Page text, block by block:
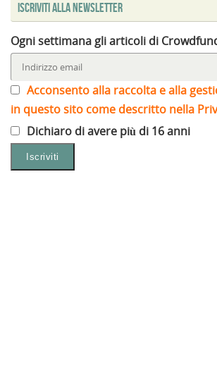
Iscriviti alla Newsletter
Ogni settimana gli articoli di
Acconsento alla raccolta e alla
in questo sito come descritto nella
Dichiaro di avere più di 16 anni